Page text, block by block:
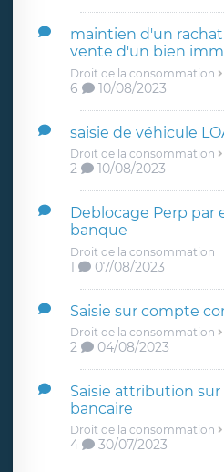
maintien d'un
vente d'un bien
Droit de la consommation
6 10/08/2023
saisie de véhicule
Droit de la consommation
2 10/08/2023
Deblocage Perp par
banque
Droit de la consommation
1 07/08/2023
Saisie sur compte
Droit de la consommation
2 04/08/2023
Saisie attribution
bancaire
Droit de la consommation
4 30/07/2023